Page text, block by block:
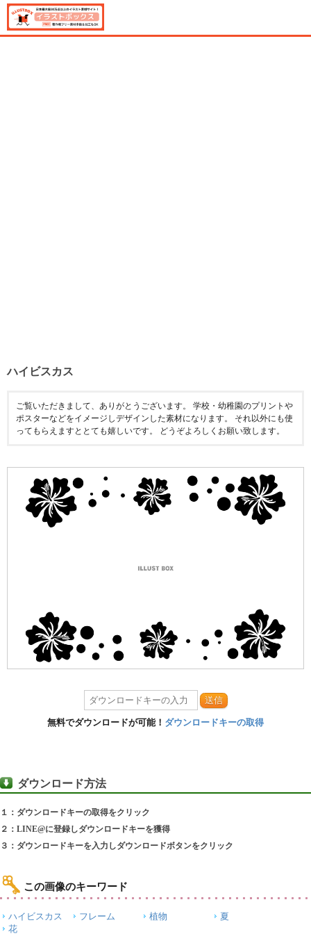
ハイビスカス
ご覧いただきまして、ありがとうございます。 学校・幼稚園のプリントや
ポスターなどをイメージしデザインした素材になります。 それ以外にも使
ってもらえますととても嬉しいです。 どうぞよろしくお願い致します。
送信
無料でダウンロードが可能！ ダウンロードキーの取得
ダウンロード方法
１：ダウンロードキーの取得をクリック
２：LINE@に登録しダウンロードキーを獲得
３：ダウンロードキーを入力しダウンロードボタンをクリック
この画像のキーワード
ハイビスカス フレーム 植物
夏
花